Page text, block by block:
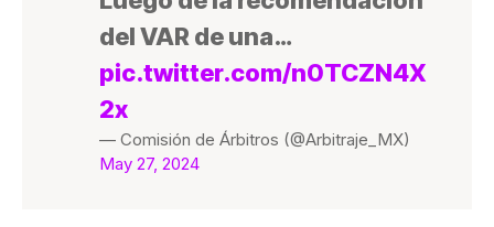
del VAR de una…
pic.twitter.com/n0TCZN4X
2x
— Comisión de Árbitros (@Arbitraje_MX)
May 27, 2024